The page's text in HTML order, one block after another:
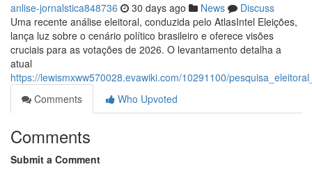
anlise-jornalstica848736 30 days ago News
Discuss
Uma recente análise eleitoral, conduzida pelo AtlasIntel Eleições,
lança luz sobre o cenário político brasileiro e oferece visões
cruciais para as votações de 2026. O levantamento detalha a
atual
https://lewismxww570028.evawiki.com/10291100/
Comments
Who Upvoted
Comments
Submit a Comment